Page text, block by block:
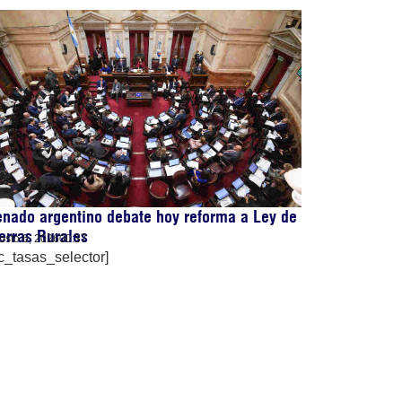
argentino debate hoy reforma a Ley de
Rurales
6, 202600:37